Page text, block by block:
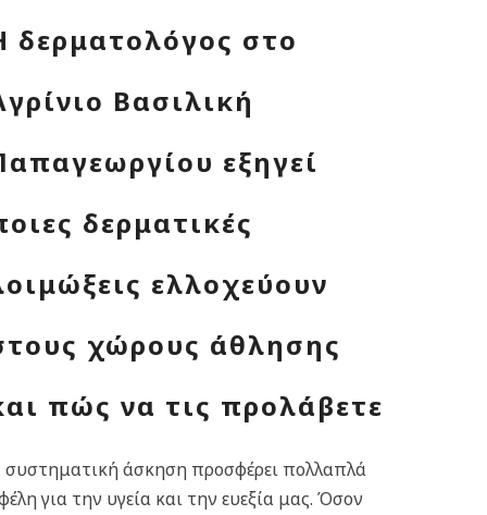
δερματολόγος στο
Βασιλική
εξηγεί
δερματικές
ελλοχεύουν
χώρους άθλησης
πώς να τις προλάβετε
συστηματική άσκηση προσφέρει πολλαπλά
για την υγεία και την ευεξία μας. Όσον